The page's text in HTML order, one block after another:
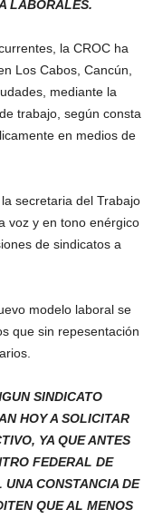
LABORALES.
la CROC ha
Los Cabos, Cancún,
mediante la
trabajo, según consta
en medios de
secretaria del Trabajo
voz y en tono enérgico
de sindicatos a
modelo laboral se
que sin repesentación
SINDICATO
HOY A SOLICITAR
YA QUE ANTES
FEDERAL DE
CONSTANCIA DE
QUE AL MENOS